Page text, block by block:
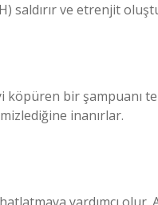
saldırır ve etrenjit
köpüren bir şampuanı
inanırlar.